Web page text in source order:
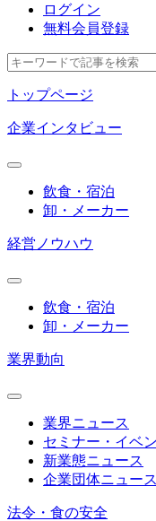
ログイン
無料会員登録
トップページ
企業インタビュー
飲食・宿泊
卸・メーカー
経営ノウハウ
飲食・宿泊
卸・メーカー
業界動向
業界ニュース
セミナー・イベ
新業態ニュース
企業団体ニュース
法令・食の安全